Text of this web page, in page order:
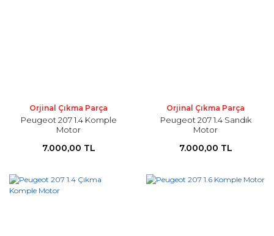
Orjinal Çıkma Parça
Peugeot 207 1.4 Komple
Motor
7.000,00 TL
Orjinal Çıkma Parça
Peugeot 207 1.4 Sandık
Motor
7.000,00 TL